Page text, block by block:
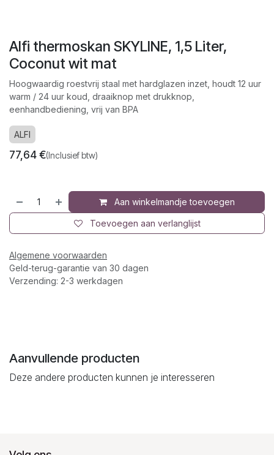
Alfi thermoskan SKYLINE, 1,5 Liter,
Coconut wit mat
Hoogwaardig roestvrij staal met hardglazen inzet, houdt 12 uur
warm / 24 uur koud, draaiknop met drukknop,
eenhandbediening, vrij van BPA
ALFI
77,64€(Inclusief btw)
Aan winkelmandje toevoegen
Toevoegen aan verlanglijst
Algemene voorwaarden
Geld-terug-garantie van 30 dagen
Verzending: 2-3 werkdagen
Aanvullende producten
Deze andere producten kunnen je interesseren